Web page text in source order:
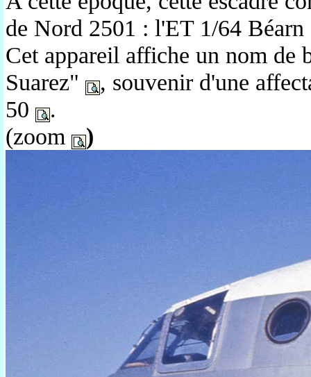
de Nord 2501 : l'ET 1/64
Cet appareil affiche un nom de
Suarez"
, souvenir d'une
50
.
(zoom
)